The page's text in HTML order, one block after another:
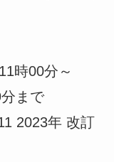
時00分～
まで
2023年 改訂